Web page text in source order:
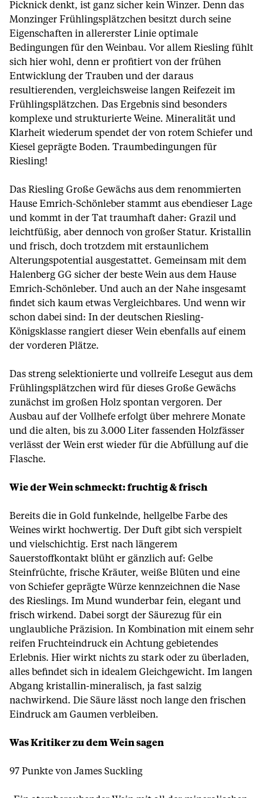
Picknick denkt, ist ganz sicher kein Winzer. Denn das
Monzinger Frühlingsplätzchen besitzt durch seine
Eigenschaften in allererster Linie optimale
Bedingungen für den Weinbau. Vor allem Riesling fühlt
sich hier wohl, denn er profitiert von der frühen
Entwicklung der Trauben und der daraus
resultierenden, vergleichsweise langen Reifezeit im
Frühlingsplätzchen. Das Ergebnis sind besonders
komplexe und strukturierte Weine. Mineralität und
Klarheit wiederum spendet der von rotem Schiefer und
Kiesel geprägte Boden. Traumbedingungen für
Riesling!
Das Riesling Große Gewächs aus dem renommierten
Hause Emrich-Schönleber stammt aus ebendieser Lage
und kommt in der Tat traumhaft daher: Grazil und
leichtfüßig, aber dennoch von großer Statur. Kristallin
und frisch, doch trotzdem mit erstaunlichem
Alterungspotential ausgestattet. Gemeinsam mit dem
Halenberg GG sicher der beste Wein aus dem Hause
Emrich-Schönleber. Und auch an der Nahe insgesamt
findet sich kaum etwas Vergleichbares. Und wenn wir
schon dabei sind: In der deutschen Riesling-
Königsklasse rangiert dieser Wein ebenfalls auf einem
der vorderen Plätze.
Das streng selektionierte und vollreife Lesegut aus dem
Frühlingsplätzchen wird für dieses Große Gewächs
zunächst im großen Holz spontan vergoren. Der
Ausbau auf der Vollhefe erfolgt über mehrere Monate
und die alten, bis zu 3.000 Liter fassenden Holzfässer
verlässt der Wein erst wieder für die Abfüllung auf die
Flasche.
Wie der Wein schmeckt: fruchtig & frisch
Bereits die in Gold funkelnde, hellgelbe Farbe des
Weines wirkt hochwertig. Der Duft gibt sich verspielt
und vielschichtig. Erst nach längerem
Sauerstoffkontakt blüht er gänzlich auf: Gelbe
Steinfrüchte, frische Kräuter, weiße Blüten und eine
von Schiefer geprägte Würze kennzeichnen die Nase
des Rieslings. Im Mund wunderbar fein, elegant und
frisch wirkend. Dabei sorgt der Säurezug für ein
unglaubliche Präzision. In Kombination mit einem sehr
reifen Fruchteindruck ein Achtung gebietendes
Erlebnis. Hier wirkt nichts zu stark oder zu überladen,
alles befindet sich in idealem Gleichgewicht. Im langen
Abgang kristallin-mineralisch, ja fast salzig
nachwirkend. Die Säure lässt noch lange den frischen
Eindruck am Gaumen verbleiben.
Was Kritiker zu dem Wein sagen
97 Punkte von James Suckling